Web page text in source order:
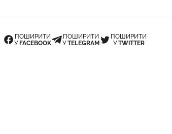
ПОШИРИТИ
УFACEBOOK
ПОШИРИТИ
УTELEGRAM
ПОШИРИТИ
УTWITTER